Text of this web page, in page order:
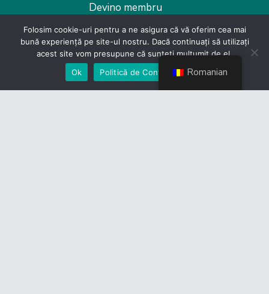
Devino membru
Romanian
Folosim cookie-uri pentru a ne asigura că vă oferim cea mai
bună experiență pe site-ul nostru. Dacă continuați să utilizați
acest site vom presupune că sunteți mulțumit de el.
Ok
Politică de Confidențialiate